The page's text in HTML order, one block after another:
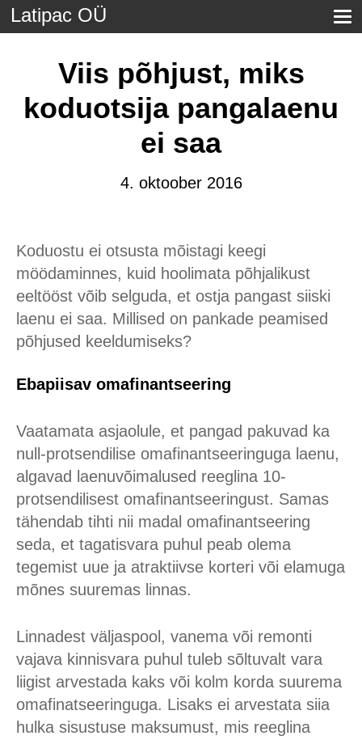
Latipac OÜ
Viis põhjust, miks
koduotsija pangalaenu
ei saa
4. oktoober 2016
Koduostu ei otsusta mõistagi keegi
möödaminnes, kuid hoolimata põhjalikust
eeltööst võib selguda, et ostja pangast siiski
laenu ei saa. Millised on pankade peamised
põhjused keeldumiseks?
Ebapiisav omafinantseering
Vaatamata asjaolule, et pangad pakuvad ka
null-protsendilise omafinantseeringuga laenu,
algavad laenuvõimalused reeglina 10-
protsendilisest omafinantseeringust. Samas
tähendab tihti nii madal omafinantseering
seda, et tagatisvara puhul peab olema
tegemist uue ja atraktiivse korteri või elamuga
mõnes suuremas linnas.
Linnadest väljaspool, vanema või remonti
vajava kinnisvara puhul tuleb sõltuvalt vara
liigist arvestada kaks või kolm korda suurema
omafinatseeringuga. Lisaks ei arvestata siia
hulka sisustuse maksumust, mis reeglina